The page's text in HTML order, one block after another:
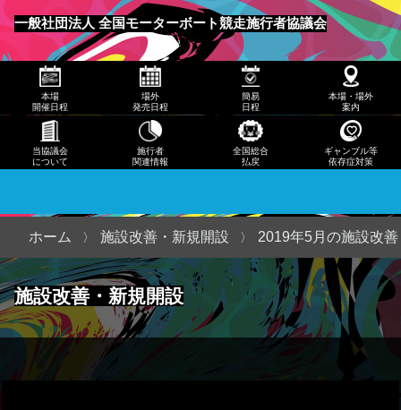
一般社団法人 全国モーターボート競走施行者協議会
メニュー
発売
日程
日程
本
場・
案内
当協
議会
につ
いて
本場
開催日程
場外
発売日程
簡易
日程
本場・場外
案内
当協議会
について
施行者
関連情報
全国総合
払戻
ギャンブル等
依存症対策
施設改善・新規開設
ホーム 施設改善・新規開設 2019年5月の施設改